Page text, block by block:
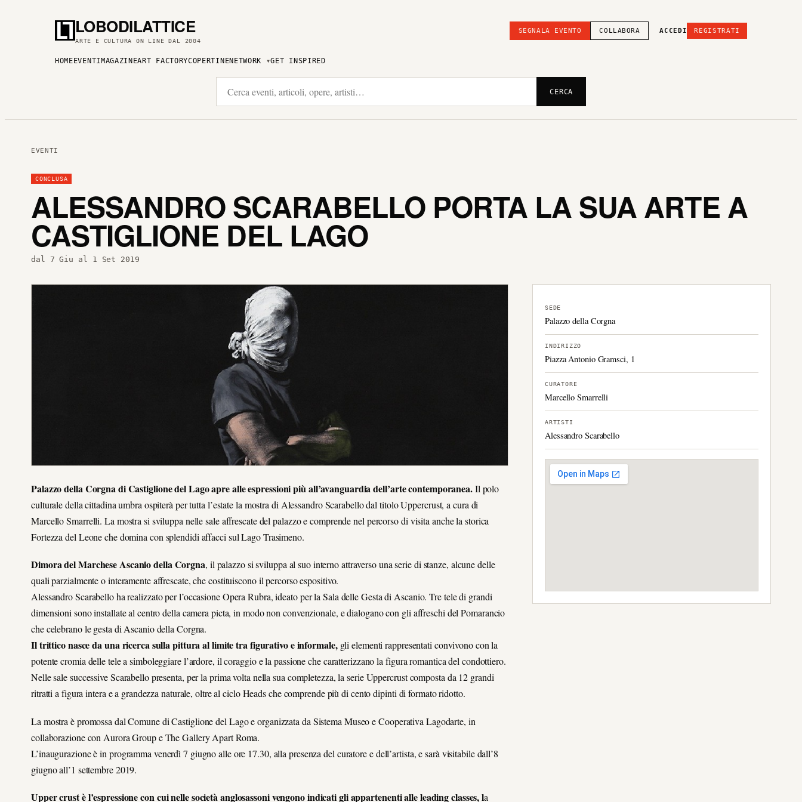
LOBODILATTICE
ARTE E CULTURA ON LINE DAL 2004
SEGNALA EVENTO COLLABORA ACCEDI REGISTRATI
HOME EVENTI MAGAZINEART FACTORYCOPERTINENETWORK GET INSPIRED
CERCA
EVENTI
CONCLUSA
ALESSANDRO SCARABELLO PORTA LA SUA ARTE A
CASTIGLIONE DEL LAGO
dal 7 Giu al 1 Set 2019
Palazzo della Corgna di Castiglione del Lago apre alle espressioni più all’avanguardia dell’arte contemporanea.Il polo
culturale della cittadina umbra ospiterà per tutta l’estate la mostra di Alessandro Scarabello dal titolo Uppercrust, a cura di
Marcello Smarrelli. La mostra si sviluppa nelle sale affrescate del palazzo e comprende nel percorso di visita anche la storica
Fortezza del Leone che domina con splendidi affacci sul Lago Trasimeno.
Dimora del Marchese Ascanio della Corgna, il palazzo si sviluppa al suo interno attraverso una serie di stanze, alcune delle
quali parzialmente o interamente affrescate, che costituiscono il percorso espositivo.
Alessandro Scarabello ha realizzato per l’occasione Opera Rubra, ideato per la Sala delle Gesta di Ascanio. Tre tele di grandi
dimensioni sono installate al centro della camera picta, in modo non convenzionale, e dialogano con gli affreschi del Pomarancio
che celebrano le gesta di Ascanio della Corgna.
Il trittico nasce da una ricerca sulla pittura al limite tra figurativo e informale,gli elementi rappresentati convivono con la
potente cromia delle tele a simboleggiare l’ardore, il coraggio e la passione che caratterizzano la figura romantica del condottiero.
Nelle sale successive Scarabello presenta, per la prima volta nella sua completezza, la serie Uppercrust composta da 12 grandi
ritratti a figura intera e a grandezza naturale, oltre al ciclo Heads che comprende più di cento dipinti di formato ridotto.
La mostra è promossa dal Comune di Castiglione del Lago e organizzata da Sistema Museo e Cooperativa Lagodarte, in
collaborazione con Aurora Group e The Gallery Apart Roma.
L’inaugurazione è in programma venerdì 7 giugno alle ore 17.30, alla presenza del curatore e dell’artista, e sarà visitabile dall’8
giugno all’1 settembre 2019.
Upper crust è l’espressione con cui nelle società anglosassoni vengono indicati gli appartenenti alle leading classes, la
SEDE
Palazzo della Corgna
INDIRIZZO
Piazza Antonio Gramsci, 1
CURATORE
Marcello Smarrelli
ARTISTI
Alessandro Scarabello